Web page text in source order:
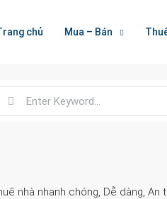
chủ Mua – Bán
Welcome
nhà nhanh chóng, Dễ dàng, An